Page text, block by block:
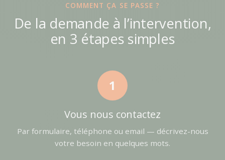
COMMENT ÇA SE PASSE ?
De la demande à l’intervention,
en 3 étapes simples
1
Vous nous contactez
Par formulaire, téléphone ou email — décrivez-nous
votre besoin en quelques mots.